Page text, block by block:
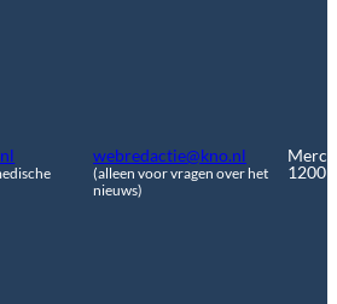
webredactie@kno.nl
(alleen voor vragen over het
nieuws)
1200